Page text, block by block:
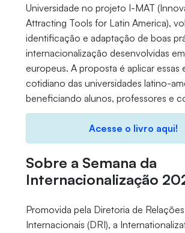
Universidade no projeto I-MAT
Attracting Tools for Latin America),
identificação e adaptação de boas
internacionalização desenvolvidas
europeus. A proposta é aplicar essas
cotidiano das universidades latino-
beneficiando alunos, professores e
Acesse o livro aqui!
Sobre a Semana da
Internacionalização
Promovida pela Diretoria de Relações
Internacionais (DRI), a